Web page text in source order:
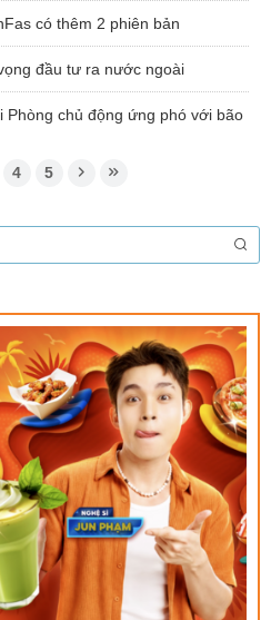
có thêm 2 phiên bản
đầu tư ra nước ngoài
Phòng chủ động ứng phó với bão
4 5